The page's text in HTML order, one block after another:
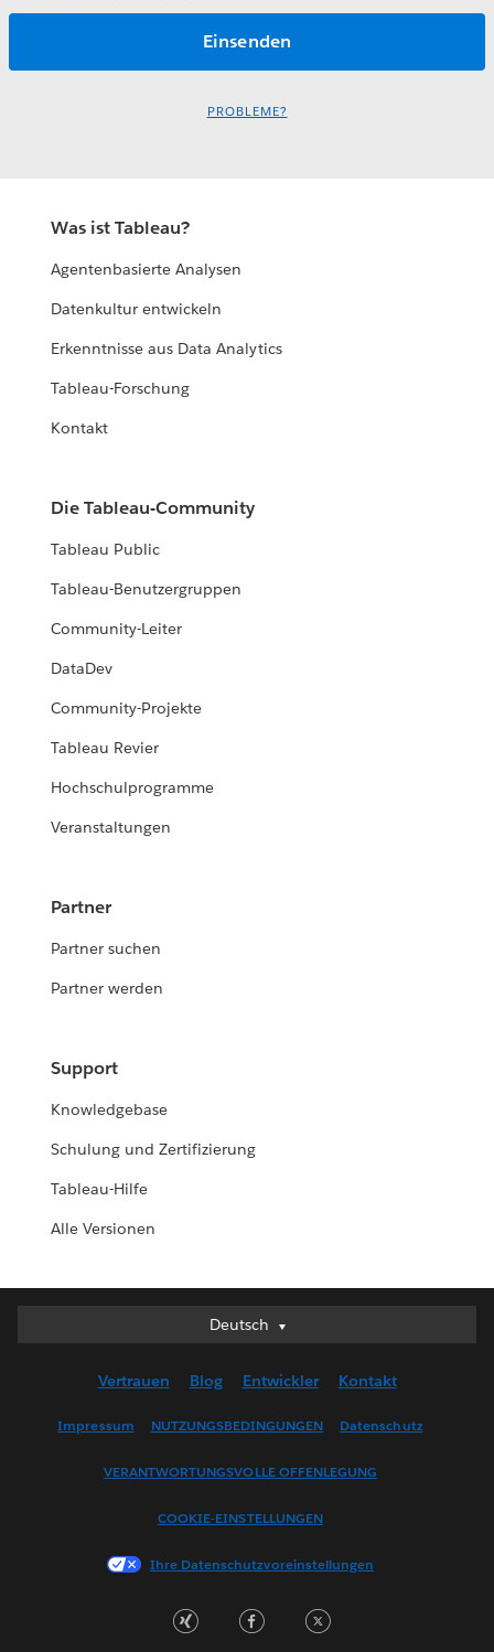
PROBLEME?
Was ist Tableau?
Agentenbasierte Analysen
Datenkultur entwickeln
Erkenntnisse aus Data Analytics
Tableau-Forschung
Kontakt
Die Tableau-Community
Tableau Public
Tableau-Benutzergruppen
Community-Leiter
DataDev
Community-Projekte
Tableau Revier
Hochschulprogramme
Veranstaltungen
Partner
Partner suchen
Partner werden
Support
Knowledgebase
Schulung und Zertifizierung
Tableau-Hilfe
Alle Versionen
Deutsch
Deutsch
English (US)
Français (France)
한국어
Português
Vertrauen Blog Entwickler Kontakt
Impressum NUTZUNGSBEDINGUNGEN Datenschutz
VERANTWORTUNGSVOLLE OFFENLEGUNG
COOKIE-EINSTELLUNGEN
Ihre Datenschutzvoreinstellungen